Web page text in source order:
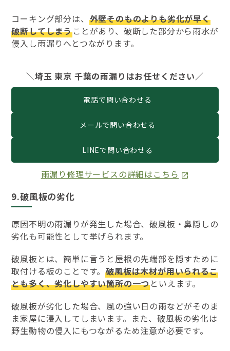
コーキング部分は、 外壁そのものよりも劣化が早く
破断してしまうことがあり、破断した部分から雨水が
侵入し雨漏りへとつながります。
＼埼玉 東京 千葉の雨漏りはお任せください／
電話で問い合わせる
メールで問い合わせる
LINEで問い合わせる
雨漏り修理サービスの詳細はこちら
9.破風板の劣化
原因不明の雨漏りが発生した場合、破風板・鼻隠しの
劣化も可能性として挙げられます。
破風板とは、簡単に言うと屋根の先端部を隠すために
取付ける板のことです。破風板は木材が用いられるこ
とも多く、劣化しやすい箇所の一つといえます。
破風板が劣化した場合、風の強い日の雨などがそのま
ま家屋に浸入してしまいます。また、破風板の劣化は
野生動物の侵入にもつながるため注意が必要です。